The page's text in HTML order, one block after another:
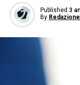
Published 3
By